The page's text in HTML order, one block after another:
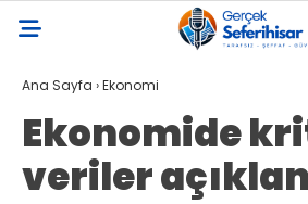
Ana Sayfa ›Ekonomi
Ekonomide
veriler